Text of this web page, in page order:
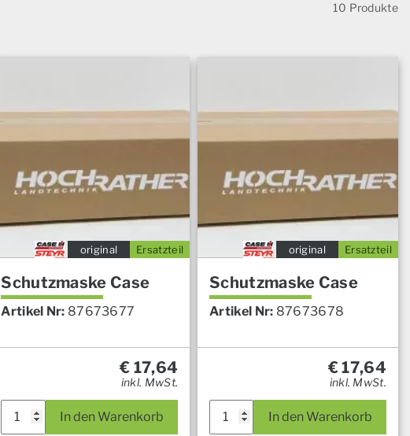
10 Produkte
Ersatzteil
original
Schutzmaske Case
Artikel Nr: 87673677
€ 17,64
inkl. MwSt.
In den Warenkorb
Ersatzteil
original
Schutzmaske Case
Artikel Nr: 87673678
€17,64
inkl. MwSt.
In den Warenkorb